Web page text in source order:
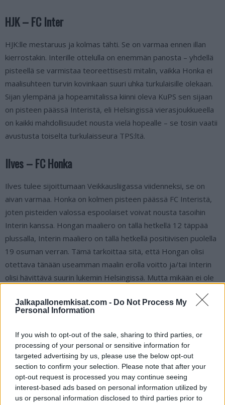
Jalkapallonemkisat.com - Do Not Process My
Personal Information
If you wish to opt-out of the sale, sharing to third parties, or
processing of your personal or sensitive information for
targeted advertising by us, please use the below opt-out
section to confirm your selection. Please note that after your
opt-out request is processed you may continue seeing
interest-based ads based on personal information utilized by
us or personal information disclosed to third parties prior to
HJK – FC Inter
HJK:lle mestaruus ja kolmas tähti. Se on varmaa ennen illan
kierrostakin. Interille ottelulla on enemmän panosta – yhdellä
pisteellä se varmistaa teoreettisesti mitalin, vaikka Honka ei
maalisuhteen turvin kovinkaan suuri uhka turkulaisille olekaan.
Sijan ylempänä ja hopeamitalissa kiinni oleva KuPS sen sijaan
on pisteen päässä Interistä, eli Helsingissä vierasjoukkueella
on kaikki mahdollisuudet nousta vielä hopealle – se tosin vaatii
avustusta toiselta turkulaisseura TPS:ltä.
Ilves – FC Honka
Ilves tulee sijoittumaan Veikkausliigassa viidenneksi, se on
aivan varmaa. Honka on kolmen pisteen päässä FC Interistä,
joten pisteiden valossa espoolaiset voivat nousta tasoihin
Interin kanssa. Hongan maaliero on tällä hetkellä 12 täppää
plussalla, Interin maaliero on tällä hetkellä positiivisen puolella
19 osuman verran. Tämä tarkoittaa sitä, että Hongan olisi
otettava tänään useamman maalin erolla voitto ja/tai Interin
olisi hävittävä suurin lukemin Helsingissä. Mutta mikään ei ole
Hongalla tänään vastassaan panoksetonta peliä pelaava Ilves.
RoPS – SJK
RoPS on varmistanut ensi kauden sarjapaikkansa ja se ei ole
Veikkausliiga. Vain viisi pistettä keränneet rovaniemeläiset
putoavat Ykköseen. SJK on tällä hetkellä kahdeksantena, eikä
se sitä alemmas myöskään putoa. Teoriassakin se voi nousta